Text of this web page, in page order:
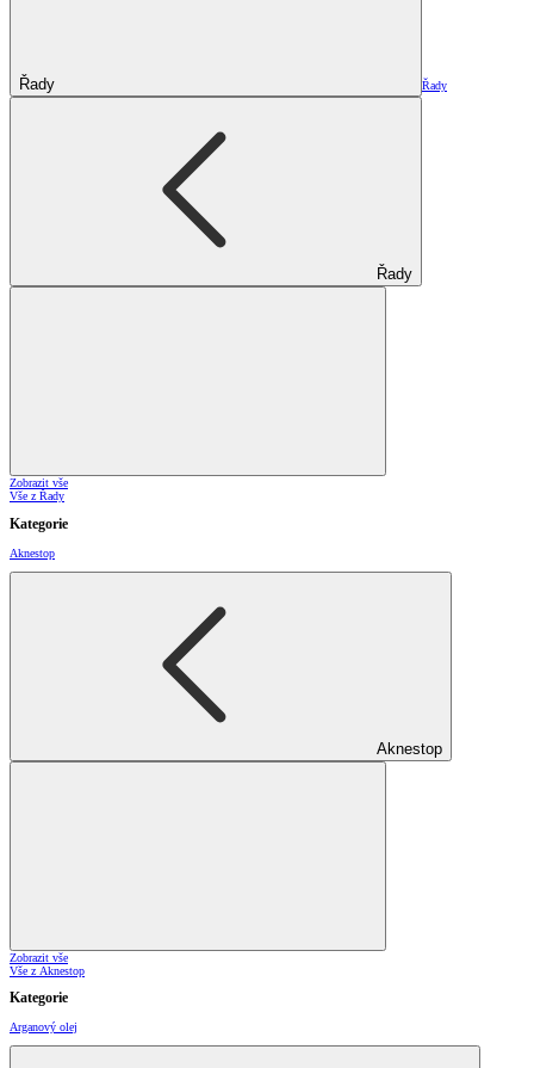
Řady Řady
Řady
Zobrazit vše
Vše z Řady
Kategorie
Aknestop
Aknestop
Zobrazit vše
Vše z Aknestop
Kategorie
Arganový olej